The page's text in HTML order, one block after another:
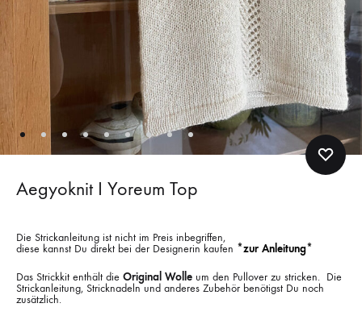
Aegyoknit I Yoreum Top
Die Strickanleitung ist nicht im Preis inbegriffen,
diese kannst Du direkt bei der Designerin kaufen *zur Anleitung*
Das Strickkit enthält die Original Wolle um den Pullover zu stricken. Die
Strickanleitung, Stricknadeln und anderes Zubehör benötigst Du noch
zusätzlich.